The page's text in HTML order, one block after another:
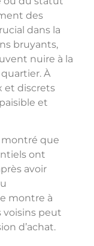
des
dans la
bruyants,
nuire à la
À
et discrets
et
que
ont
avoir
montre à
peut
d’achat.